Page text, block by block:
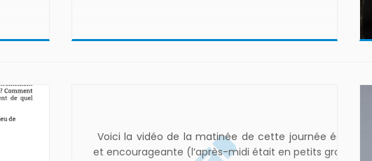
Voici la vidéo de la matinée de cette journée édifiante
et encourageante (l’après-midi était en petits groupes) :